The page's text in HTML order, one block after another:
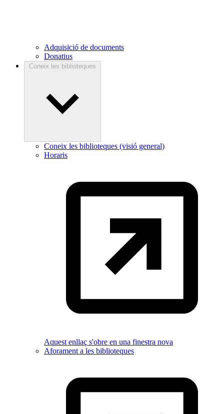
Adquisició de documents
Donatius
Coneix les biblioteques
Coneix les biblioteques (visió general)
Horaris
Aquest enllaç s'obre en una finestra nova
Aforament a les biblioteques